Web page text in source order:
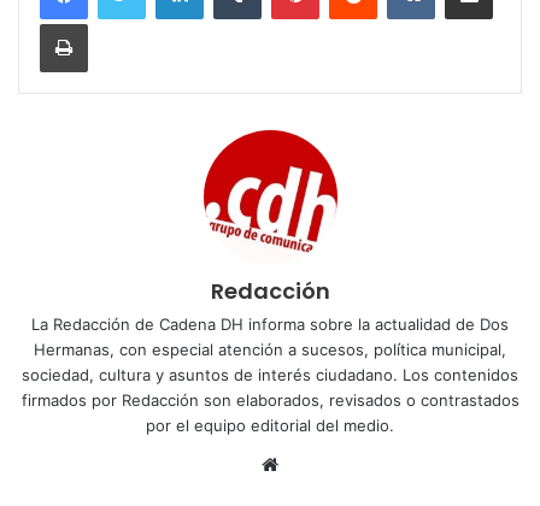
Imprimir
Redacción
La Redacción de Cadena DH informa sobre la actualidad de Dos
Hermanas, con especial atención a sucesos, política municipal,
sociedad, cultura y asuntos de interés ciudadano. Los contenidos
firmados por Redacción son elaborados, revisados o contrastados
por el equipo editorial del medio.
Sitio